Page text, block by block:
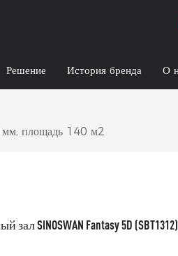
Решение История бренда О
площадь 140 м2
SINOSWAN Fantasy 5D